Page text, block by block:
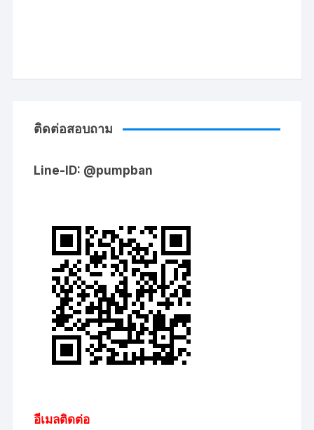
ติดต่อสอบถาม
Line-ID: @pumpban
อีเมลติดต่อ